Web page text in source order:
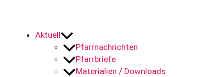
Aktuell
Pfarrnachrichten
Pfarrbriefe
Materialien / Downloads